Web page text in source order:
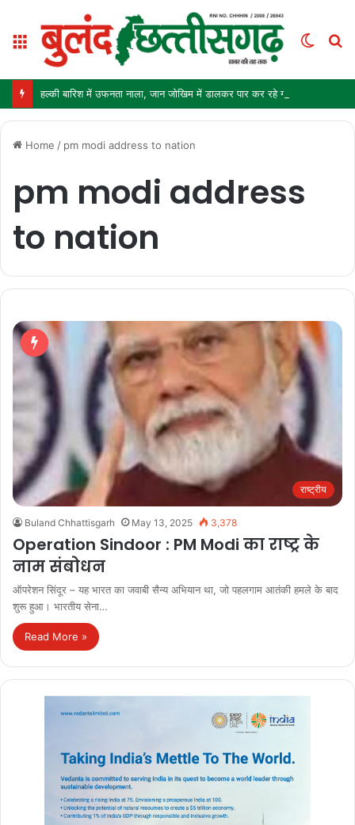
Menu
Switch
Home / pm modi address to nation
pm modi address
to nation
राष्ट्रीय
Buland Chhattisgarh May 13, 2025 3,378
Operation Sindoor : PM Modi का राष्ट्र के
नाम संबोधन
ऑपरेशन सिंदूर – यह भारत का जवाबी सैन्य अभियान था, जो पहलगाम आतंकी हमले के बाद
शुरू हुआ। भारतीय सेना…
Read More »